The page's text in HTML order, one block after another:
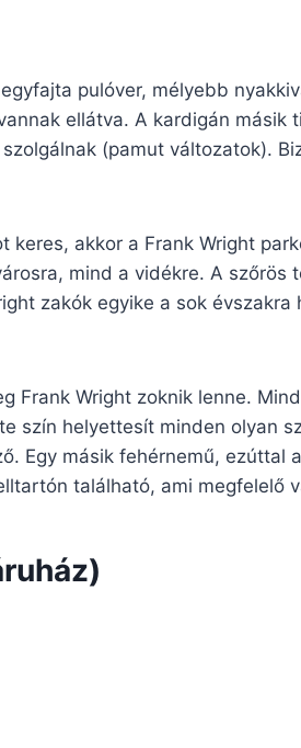
pulóver, mélyebb
ellátva. A kardigán
(pamut változatok).
akkor a Frank Wright
mind a vidékre. A
zakók egyike a sok
Frank Wright zoknik lenne.
szín helyettesít minden olyan
Egy másik fehérnemű, ezúttal
található, ami megfelelő